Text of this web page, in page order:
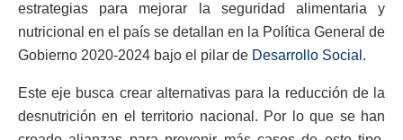
estrategias para mejorar la seguridad alimentaria y
nutricional en el país se detallan en la Política General de
Gobierno 2020-2024 bajo el pilar de Desarrollo Social .
Este eje busca crear alternativas para la reducción de la
desnutrición en el territorio nacional. Por lo que se han